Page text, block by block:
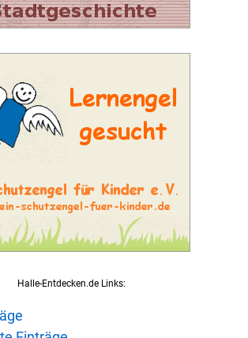
Halle-Entdecken.de Links: